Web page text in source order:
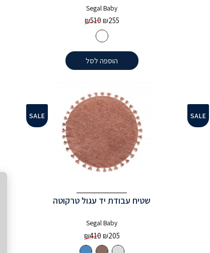
Segal Baby
₪255
₪510
הוספה לסל
SALE
SALE
שטיח עבודת יד עגול טרקוטה
Segal Baby
₪205
₪410